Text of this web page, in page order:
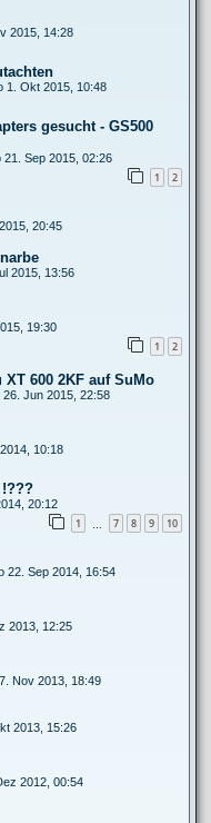
2015, 14:28
1. Okt 2015, 10:48
gesucht - GS500
21. Sep 2015, 02:26
1 2
20:45
2015, 13:56
19:30
1 2
600 2KF auf SuMo
26. Jun 2015, 22:58
10:18
!???
20:12
1 … 7 8 9 10
22. Sep 2014, 16:54
2013, 12:25
Nov 2013, 18:49
2013, 15:26
2012, 00:54